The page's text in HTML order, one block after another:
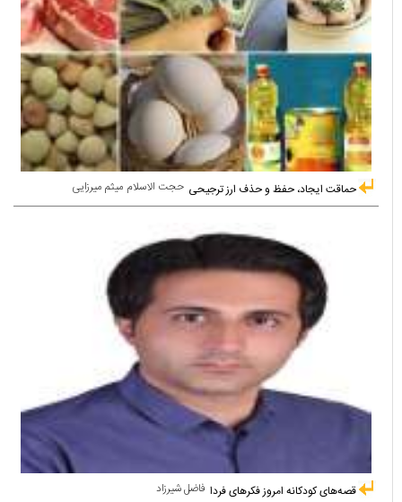
حجت الاسلام میثم میرزایی حماقت ایجاد، حفظ و حذف ارز ترجیحی
فاضل شیرزاد قصه‌های کودکانه امروز فکرهای فردا